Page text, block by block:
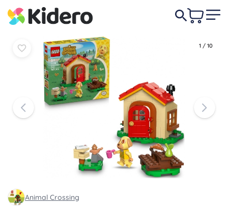
1 / 10
Animal Crossing
15,90 € Do košíka